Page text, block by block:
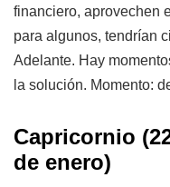
financiero, aprovechen
para algunos, tendrían
Adelante. Hay
la solución. Momento:
Capricornio
de enero)